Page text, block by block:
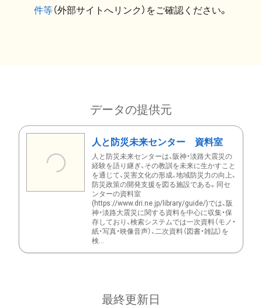
件等（外部サイトへリンク）をご確認ください。
データの提供元
人と防災未来センター 資料室
人と防災未来センターは、阪神・淡路大震災の
経験を語り継ぎ、その教訓を未来に生かすこと
を通じて、災害文化の形成、地域防災力の向上、
防災政策の開発支援を図る施設である。同セ
ンターの資料室
(https://www.dri.ne.jp/library/guide/)では、阪
神・淡路大震災に関する資料を中心に収集・保
存しており、検索システムでは一次資料（モノ・
紙・写真・映像音声）、二次資料（図書・雑誌）を
検...
最終更新日